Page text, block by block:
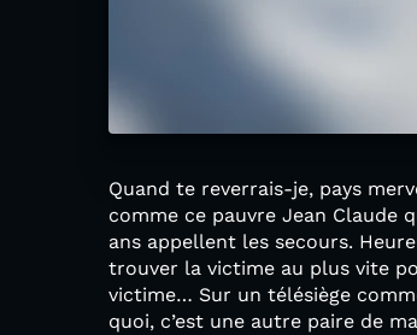
Quand te reverrais-je, pays
comme ce pauvre Jean Claude
ans appellent les secours.
trouver la victime au plus vite
victime… Sur un télésiège
quoi, c’est une autre paire de